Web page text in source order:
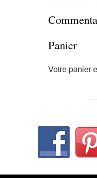
Panier
Votre panier